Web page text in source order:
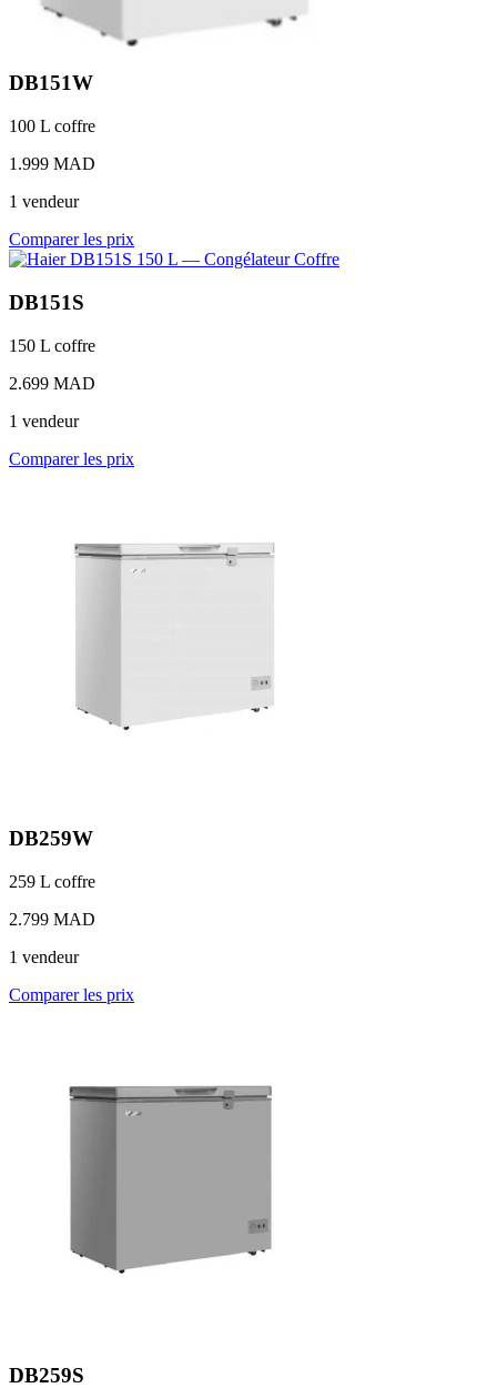
DB151W
100 L coffre
1.999 MAD
1 vendeur
Comparer les prix
DB151S
150 L coffre
2.699 MAD
1 vendeur
Comparer les prix
DB259W
259 L coffre
2.799 MAD
1 vendeur
Comparer les prix
DB259S